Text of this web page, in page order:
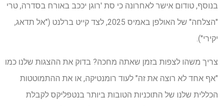
בנוסף, טודום אישר לאחרונה כי סת 'רוגן יככב באורח בסדרה, טרי
"הצלחה" של האולפן באמיס 2025, לצד קייט ברלנט ("אל תדאג,
יקירי").
צריך משהו לצפות בזמן שאתה מחכה? בדוק את ההצגות שלנו כמו
"אף אחד לא רוצה את זה" לעוד רומנטיקה, או את ההתמוטטות
הכללית שלנו של התוכניות הטובות ביותר בנטפליקס לקבלת